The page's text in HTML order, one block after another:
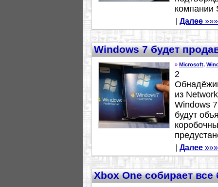
компании
Далее »»»
Windows 7 будет
» Microsoft,
2
из
Windows
будут
Далее »»»
Xbox One собирает